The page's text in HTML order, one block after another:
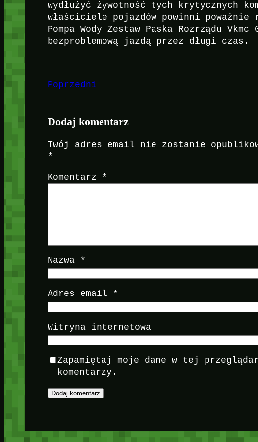
wydłużyć żywotność tych krytycznych
właściciele pojazdów powinni poważnie
Pompa Wody Zestaw Paska Rozrządu
bezproblemową jazdą przez długi czas.
Poprzedni
Dodaj komentarz
Twój adres email nie zostanie
*
Komentarz *
Nazwa *
Adres email *
Witryna internetowa
Zapamiętaj moje dane w tej
komentarzy.